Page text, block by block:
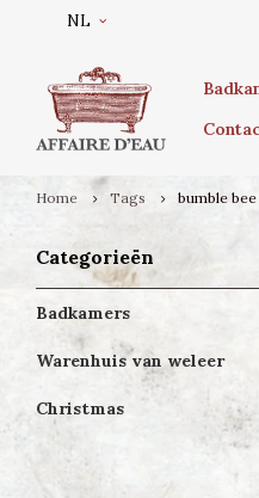
NL
Home Tags bumble
Categorieën
Badkamers
Warenhuis van weleer
Christmas